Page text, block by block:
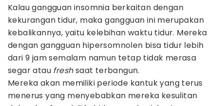
Kalau gangguan insomnia berkaitan dengan
kekurangan tidur, maka gangguan ini merupakan
kebalikannya, yaitu kelebihan waktu tidur. Mereka
dengan gangguan hipersomnolen bisa tidur lebih
dari 9 jam semalam namun tetap tidak merasa
segar atau freshsaat terbangun.
Mereka akan memiliki periode kantuk yang terus
menerus yang menyebabkan mereka kesulitan